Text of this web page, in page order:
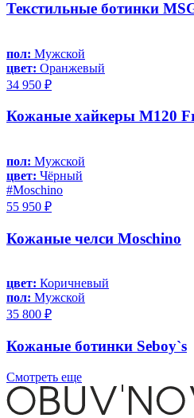
Текстильные ботинки
пол: Мужской
цвет: Оранжевый
34 950 ₽
Кожаные хайкеры M120
пол: Мужской
цвет: Чёрный
#Moschino
55 950 ₽
Кожаные челси Moschino
цвет: Коричневый
пол: Мужской
35 800 ₽
Кожаные ботинки Seboy`s
Смотреть еще